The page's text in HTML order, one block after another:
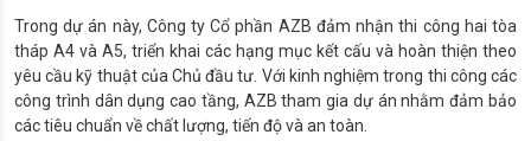
Trong dự án này, Công ty Cổ phần AZB đảm nhận thi công hai tòa
tháp A4 và A5, triển khai các hạng mục kết cấu và hoàn thiện theo
yêu cầu kỹ thuật của Chủ đầu tư. Với kinh nghiệm trong thi công các
công trình dân dụng cao tầng, AZB tham gia dự án nhằm đảm bảo
các tiêu chuẩn về chất lượng, tiến độ và an toàn.